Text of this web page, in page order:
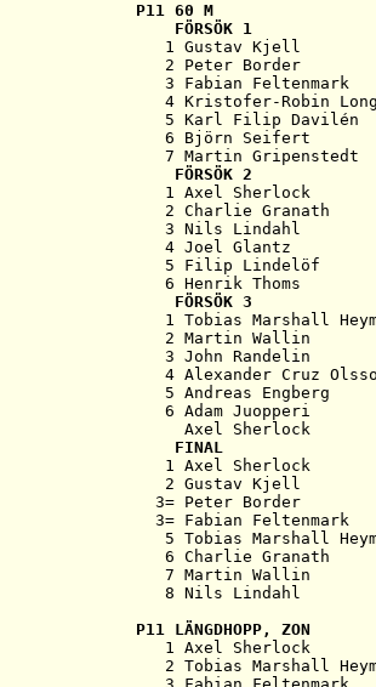
P11 60 M
FÖRSÖK 1
1 Gustav Kjell
2 Peter Border
3 Fabian Feltenmark
4 Kristofer-Robin
5 Karl Filip Davilén
6 Björn Seifert
7 Martin Gripenstedt
FÖRSÖK 2
1 Axel Sherlock
2 Charlie Granath
3 Nils Lindahl
4 Joel Glantz
5 Filip Lindelöf
6 Henrik Thoms
FÖRSÖK 3
1 Tobias Marshall
2 Martin Wallin
3 John Randelin
4 Alexander Cruz
5 Andreas Engberg
6 Adam Juopperi
Axel Sherlock
FINAL
1 Axel Sherlock
2 Gustav Kjell
3= Peter Border
3= Fabian Feltenmark
5 Tobias Marshall
6 Charlie Granath
7 Martin Wallin
P11 LÄNGDHOPP, ZON
1 Axel Sherlock
2 Tobias Marshall